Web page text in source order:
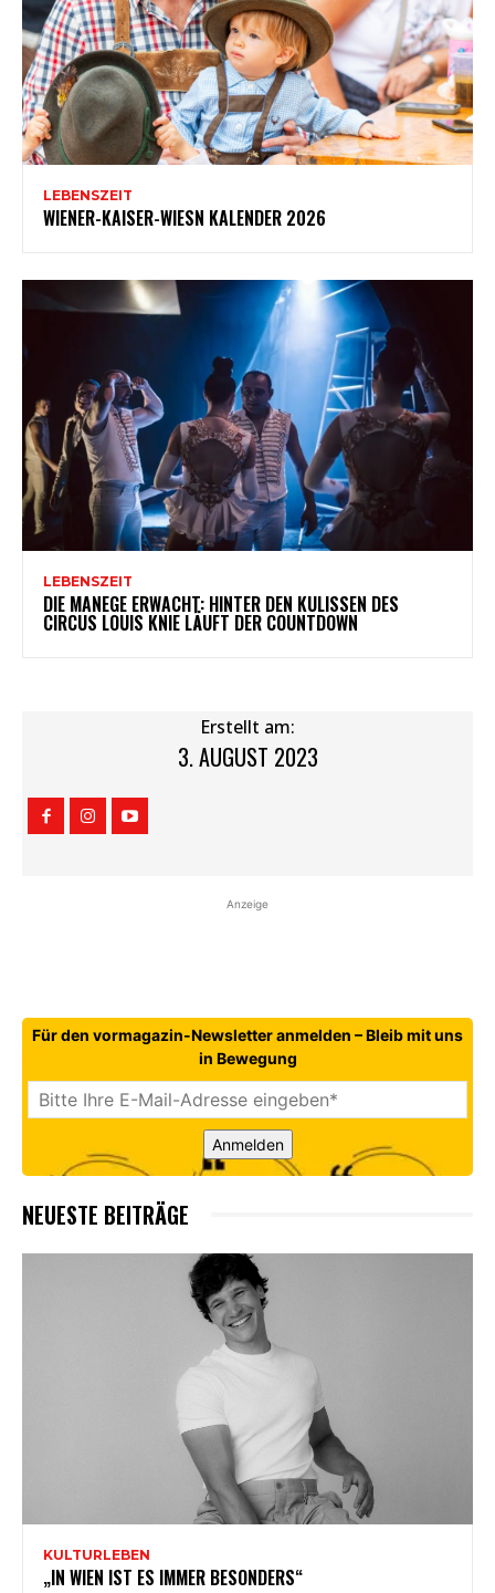
LEBENSZEIT
WIENER-KAISER-WIESN KALENDER 2026
LEBENSZEIT
DIE MANEGE ERWACHT: HINTER DEN KULISSEN DES
CIRCUS LOUIS KNIE LÄUFT DER COUNTDOWN
Erstellt am:
3. AUGUST 2023
Anzeige
Für den vormagazin-Newsletter anmelden – Bleib mit uns
in Bewegung
Anmelden
NEUESTE BEITRÄGE
KULTURLEBEN
„IN WIEN IST ES IMMER BESONDERS“